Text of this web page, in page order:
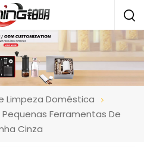
Limpeza Doméstica
Pequenas Ferramentas De
Cinza